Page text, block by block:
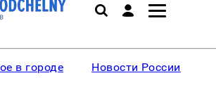
в городе Новости России